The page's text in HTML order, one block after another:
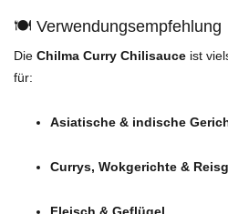
🍽️ Verwendungsempfehlung
Die Chilma Curry Chilisauce ist
für:
Asiatische & indische
Currys, Wokgerichte &